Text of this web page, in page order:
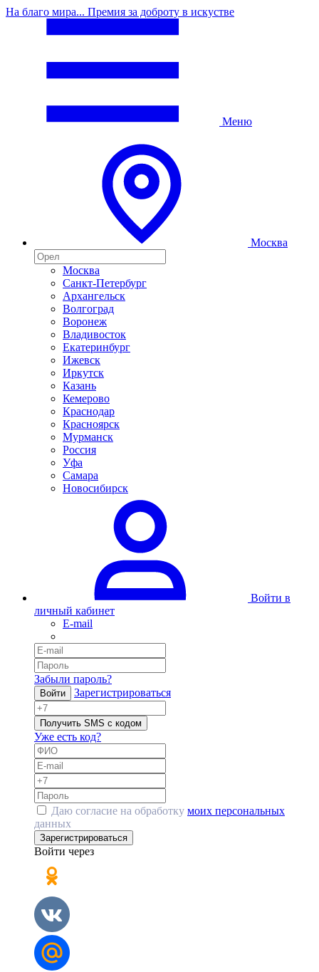
На благо мира... Премия за доброту в искустве
Меню
Москва
Москва
Санкт-Петербург
Архангельск
Волгоград
Воронеж
Владивосток
Екатеринбург
Ижевск
Иркутск
Казань
Кемерово
Краснодар
Красноярск
Мурманск
Россия
Уфа
Самара
Новосибирск
Войти в
личный кабинет
E-mail
Забыли пароль?
Войти Зарегистрироваться
Получить SMS с кодом
Уже есть код?
Даю согласие на обработку моих персональных
данных
Зарегистрироваться
Войти через